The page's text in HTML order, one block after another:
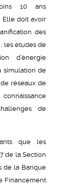
10 ans
Elle doit avoir
des
les études de
d’énergie
simulation de
réseaux de
de
que les
de la Section
de la Banque
Financement